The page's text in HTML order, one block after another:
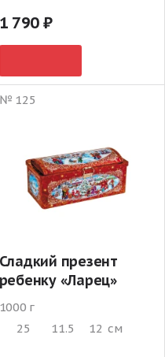
1 790
№ 125
Сладкий презент
ребенку «Ларец»
1000 г
25
11.5 12 см